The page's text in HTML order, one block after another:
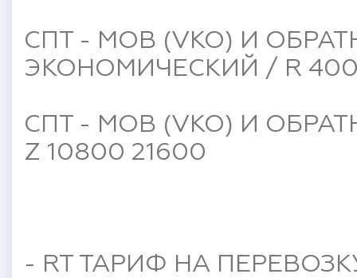
СПТ - МОВ (VKO) И
ЭКОНОМИЧЕСКИЙ / R
СПТ - МОВ (VKO) И
Z 10800 21600
- RT ТАРИФ НА